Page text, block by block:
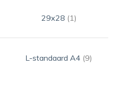
29x28 (1)
L-standaard A4 (9)